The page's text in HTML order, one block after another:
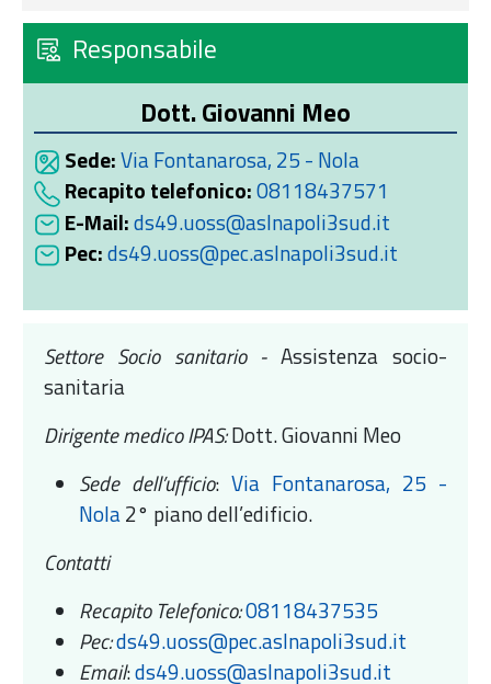
Responsabile
Dott. Giovanni Meo
Sede:Via Fontanarosa, 25 - Nola
Recapito telefonico:08118437571
E-Mail:ds49.uoss@aslnapoli3sud.it
Pec:ds49.uoss@pec.aslnapoli3sud.it
Settore Socio sanitario -Assistenza socio-
sanitaria
Dirigente medico IPAS:Dott. Giovanni Meo
Sede dell’ufficio:Via Fontanarosa, 25 -
Nola2° piano dell’edificio.
Contatti
Recapito Telefonico:08118437535
Pec:ds49.uoss@pec.aslnapoli3sud.it
Email:ds49.uoss@aslnapoli3sud.it